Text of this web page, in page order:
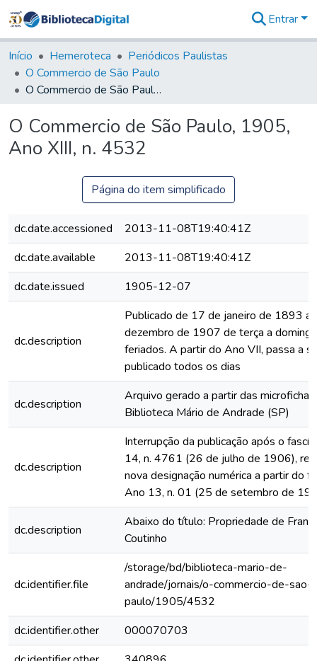
&
Coleções
Tudo na
Biblioteca
Estatísticas
Entrar
Início Hemeroteca
Periódicos Paulistas
O Commercio de São Paulo
O Commercio de São Paulo, 1905, Ano XIII, n. 4532
O Commercio de São Paulo, 1905,
Ano XIII, n. 4532
Página do item simplificado
dc.date.accessioned
2013-11-08T19:40:41Z
dc.date.available
2013-11-08T19:40:41Z
dc.date.issued
1905-12-07
dc.description
Publicado de 17 de janeiro de 1893 a
dezembro de 1907 de terça a
feriados. A partir do Ano VII, passa a
publicado todos os dias
dc.description
Arquivo gerado a partir das
Biblioteca Mário de Andrade (SP)
dc.description
Interrupção da publicação após o
14, n. 4761 (26 de julho de 1906),
nova designação numérica a partir do
Ano 13, n. 01 (25 de setembro de
dc.description
Abaixo do título: Propriedade de
Coutinho
dc.identifier.file
/storage/bd/biblioteca-mario-de-
andrade/jornais/o-commercio-de-sao-
paulo/1905/4532
dc.identifier.other
000070703